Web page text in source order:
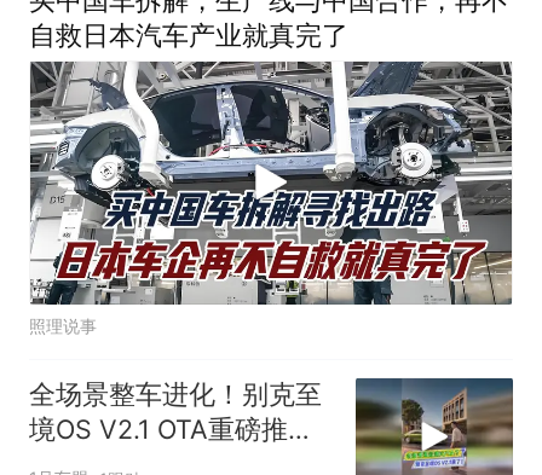
自救日本汽车产业就真完了
照理说事
全场景整车进化！别克至
境OS V2.1 OTA重磅推
送！